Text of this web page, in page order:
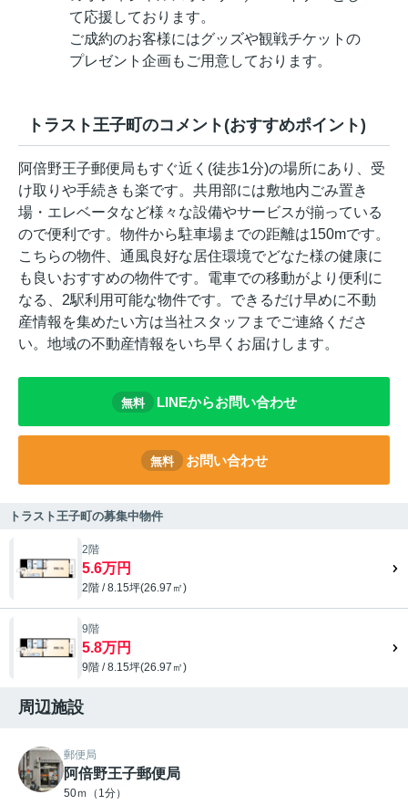
て応援しております。
ご成約のお客様にはグッズや観戦チケットの
プレゼント企画もご用意しております。
トラスト王子町のコメント(おすすめポイント)
阿倍野王子郵便局もすぐ近く(徒歩1分)の場所にあり、受
け取りや手続きも楽です。共用部には敷地内ごみ置き
場・エレベータなど様々な設備やサービスが揃っている
ので便利です。物件から駐車場までの距離は150mです。
こちらの物件、通風良好な居住環境でどなた様の健康に
も良いおすすめの物件です。電車での移動がより便利に
なる、2駅利用可能な物件です。できるだけ早めに不動
産情報を集めたい方は当社スタッフまでご連絡くださ
い。地域の不動産情報をいち早くお届けします。
無料 LINEからお問い合わせ
無料 お問い合わせ
トラスト王子町の募集中物件
2階
5.6万円
2階 / 8.15坪(26.97㎡)
9階
5.8万円
9階 / 8.15坪(26.97㎡)
周辺施設
郵便局
阿倍野王子郵便局
50ｍ（1分）